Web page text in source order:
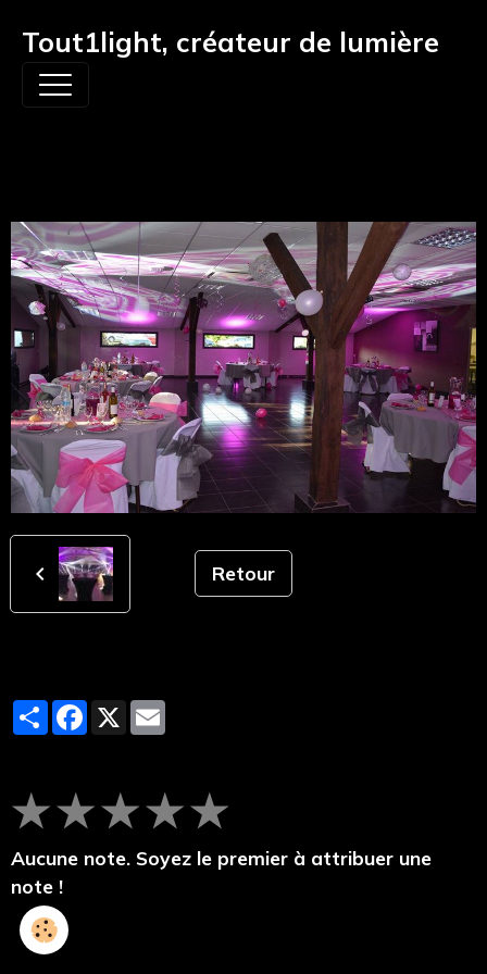
Tout1light, créateur de lumière
Retour
Partager
Facebook
X
★★★★★
Aucune note. Soyez le premier à attribuer une
note !